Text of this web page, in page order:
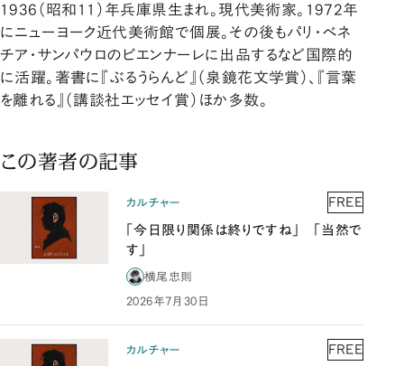
1936（昭和11）年兵庫県生まれ。現代美術家。1972年
にニューヨーク近代美術館で個展。その後もパリ・ベネ
チア・サンパウロのビエンナーレに出品するなど国際的
に活躍。著書に『ぶるうらんど』（泉鏡花文学賞）、『言葉
を離れる』（講談社エッセイ賞）ほか多数。
この著者の記事
カルチャー FREE
「今日限り関係は終りですね」 「当然で
す」
横尾忠則
2026年7月30日
カルチャー FREE